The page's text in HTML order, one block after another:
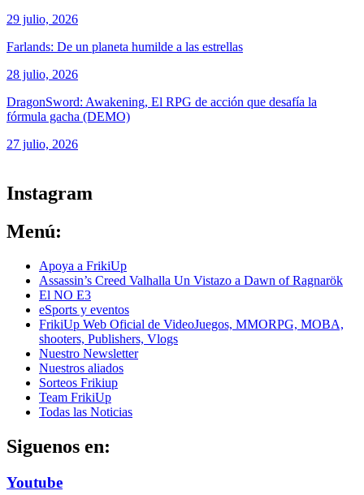
29 julio, 2026
Farlands: De un planeta humilde a las estrellas
28 julio, 2026
DragonSword: Awakening, El RPG de acción que desafía la
fórmula gacha (DEMO)
27 julio, 2026
Instagram
Menú:
Apoya a FrikiUp
Assassin’s Creed Valhalla Un Vistazo a Dawn of Ragnarök
El NO E3
eSports y eventos
FrikiUp Web Oficial de VideoJuegos, MMORPG, MOBA,
shooters, Publishers, Vlogs
Nuestro Newsletter
Nuestros aliados
Sorteos Frikiup
Team FrikiUp
Todas las Noticias
Siguenos en:
Youtube